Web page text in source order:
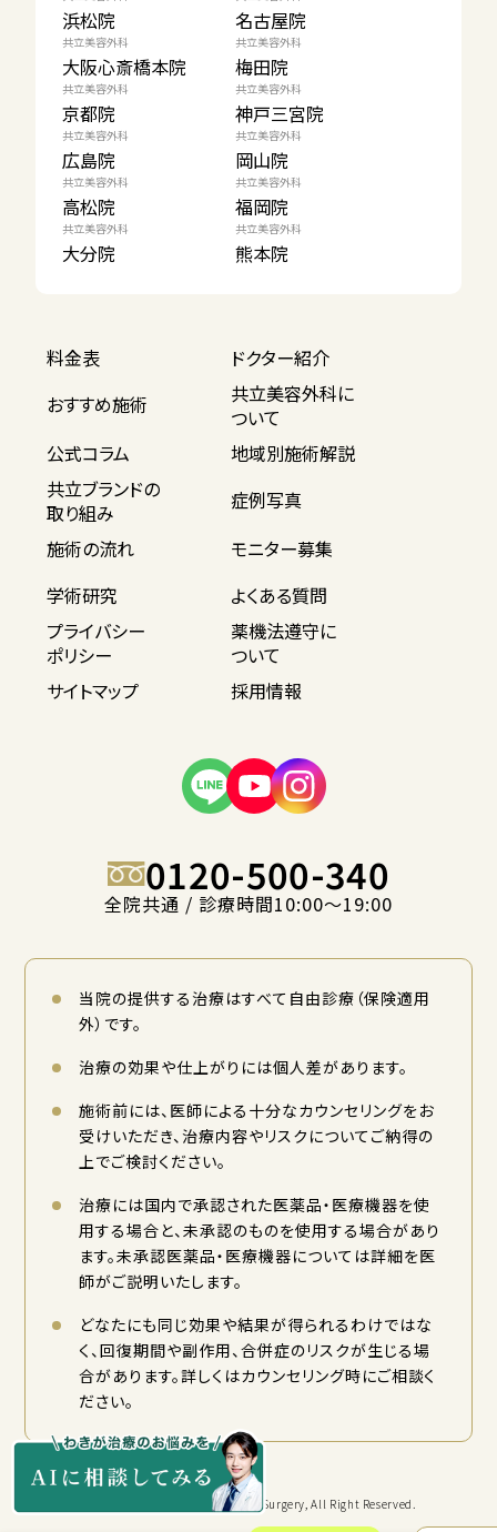
浜松院 名古屋院
共立美容外科
大阪心斎橋本院
共立美容外科
梅田院
共立美容外科
京都院
共立美容外科
神戸三宮院
共立美容外科
広島院
共立美容外科
岡山院
共立美容外科
高松院
共立美容外科
福岡院
共立美容外科
大分院
共立美容外科
熊本院
料金表
ドクター紹介
おすすめ施術
共立美容外科に
ついて
公式コラム
地域別施術解説
共立ブランドの
取り組み
症例写真
施術の流れ
モニター募集
学術研究
よくある質問
プライバシー
ポリシー
薬機法遵守に
ついて
サイトマップ
採用情報
0120-500-340
全院共通 / 診療時間10:00〜19:00
当院の提供する治療はすべて自由診療（保険適用
外）です。
治療の効果や仕上がりには個人差があります。
施術前には、医師による十分なカウンセリングをお
受けいただき、治療内容やリスクについてご納得の
上でご検討ください。
治療には国内で承認された医薬品・医療機器を使
用する場合と、未承認のものを使用する場合があり
ます。未承認医薬品・医療機器については詳細を医
師がご説明いたします。
どなたにも同じ効果や結果が得られるわけではな
く、回復期間や副作用、合併症のリスクが生じる場
合があります。詳しくはカウンセリング時にご相談く
ださい。
Copyright © KYORITSU Cosmetic Surgery, All Right Reserved.